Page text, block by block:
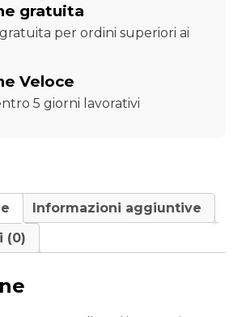
gratuita
per ordini superiori ai
Veloce
5 giorni lavorativi
Informazioni aggiuntive
(0)